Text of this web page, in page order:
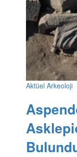
Aktüel Arkeoloji